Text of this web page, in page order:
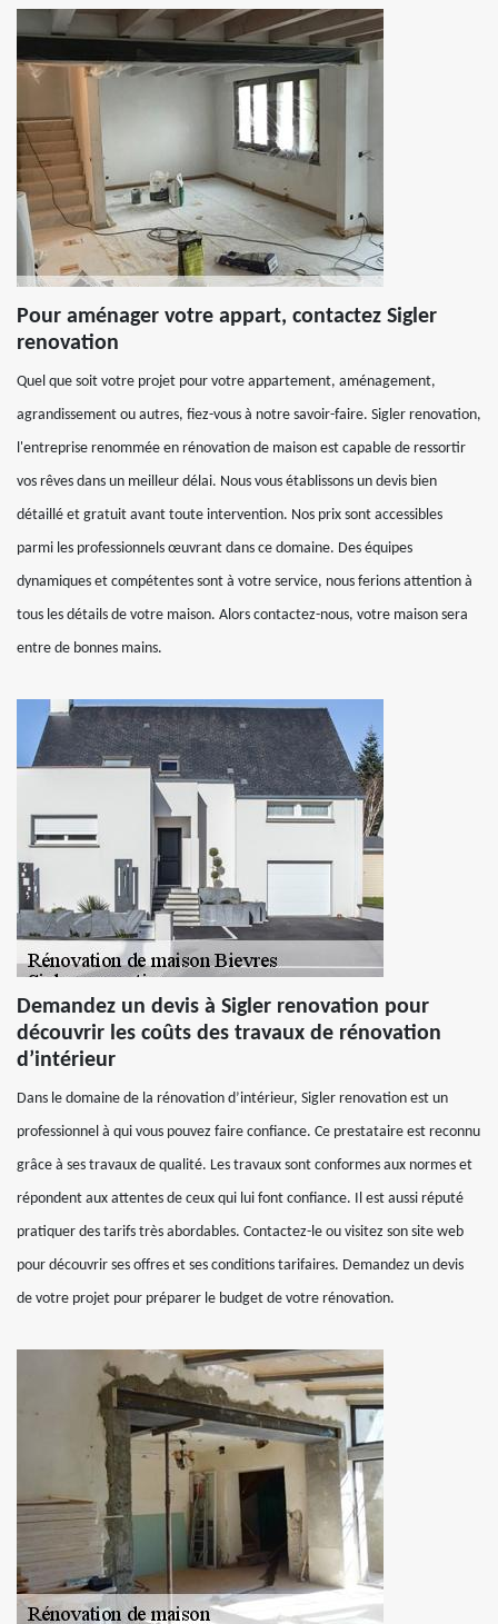
Pour aménager votre appart, contactez Sigler
renovation
Quel que soit votre projet pour votre appartement, aménagement,
agrandissement ou autres, fiez-vous à notre savoir-faire. Sigler renovation,
l'entreprise renommée en rénovation de maison est capable de ressortir
vos rêves dans un meilleur délai. Nous vous établissons un devis bien
détaillé et gratuit avant toute intervention. Nos prix sont accessibles
parmi les professionnels œuvrant dans ce domaine. Des équipes
dynamiques et compétentes sont à votre service, nous ferions attention à
tous les détails de votre maison. Alors contactez-nous, votre maison sera
entre de bonnes mains.
Demandez un devis à Sigler renovation pour
découvrir les coûts des travaux de rénovation
d’intérieur
Dans le domaine de la rénovation d’intérieur, Sigler renovation est un
professionnel à qui vous pouvez faire confiance. Ce prestataire est reconnu
grâce à ses travaux de qualité. Les travaux sont conformes aux normes et
répondent aux attentes de ceux qui lui font confiance. Il est aussi réputé
pratiquer des tarifs très abordables. Contactez-le ou visitez son site web
pour découvrir ses offres et ses conditions tarifaires. Demandez un devis
de votre projet pour préparer le budget de votre rénovation.